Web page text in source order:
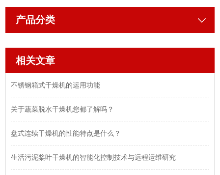
产品分类
相关文章
不锈钢箱式干燥机的运用功能
关于蔬菜脱水干燥机您都了解吗？
盘式连续干燥机的性能特点是什么？
生活污泥桨叶干燥机的智能化控制技术与远程运维研究